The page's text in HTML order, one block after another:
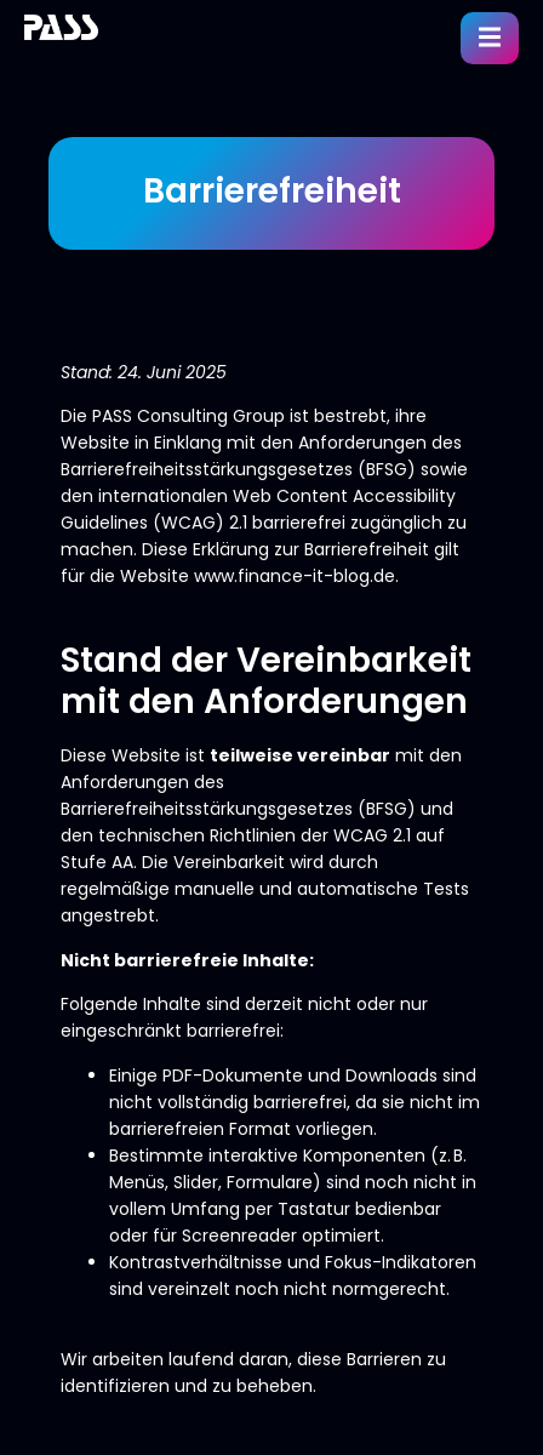
Barrierefreiheit
Stand: 24. Juni 2025
Die PASS Consulting Group ist bestrebt, ihre
Website in Einklang mit den Anforderungen des
Barrierefreiheitsstärkungsgesetzes (BFSG) sowie
den internationalen Web Content Accessibility
Guidelines (WCAG) 2.1 barrierefrei zugänglich zu
machen. Diese Erklärung zur Barrierefreiheit gilt
für die Website www.finance-it-blog.de.
Stand der Vereinbarkeit
mit den Anforderungen
Diese Website ist teilweise vereinbar mit den
Anforderungen des
Barrierefreiheitsstärkungsgesetzes (BFSG) und
den technischen Richtlinien der WCAG 2.1 auf
Stufe AA. Die Vereinbarkeit wird durch
regelmäßige manuelle und automatische Tests
angestrebt.
Nicht barrierefreie Inhalte:
Folgende Inhalte sind derzeit nicht oder nur
eingeschränkt barrierefrei:
Einige PDF-Dokumente und Downloads sind
nicht vollständig barrierefrei, da sie nicht im
barrierefreien Format vorliegen.
Bestimmte interaktive Komponenten (z. B.
Menüs, Slider, Formulare) sind noch nicht in
vollem Umfang per Tastatur bedienbar
oder für Screenreader optimiert.
Kontrastverhältnisse und Fokus-Indikatoren
sind vereinzelt noch nicht normgerecht.
Wir arbeiten laufend daran, diese Barrieren zu
identifizieren und zu beheben.